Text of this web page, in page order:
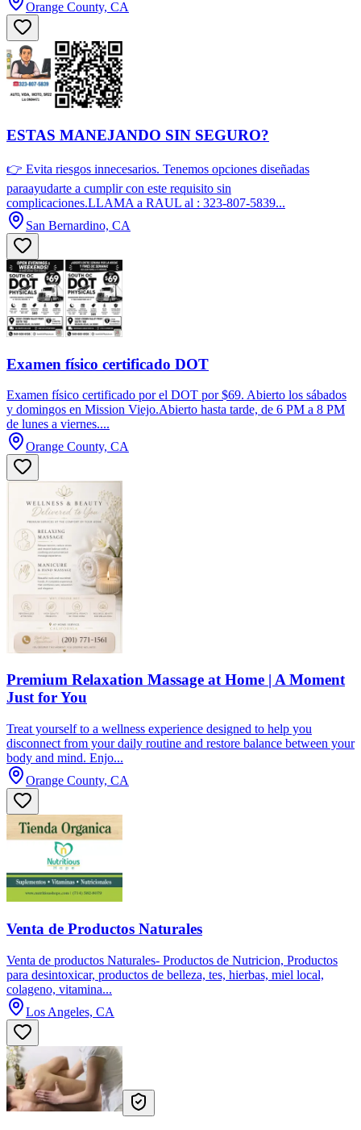
Orange County, CA
ESTAS MANEJANDO SIN SEGURO?
👉 Evita riesgos innecesarios. Tenemos opciones diseñadas
paraayudarte a cumplir con este requisito sin
complicaciones.LLAMA a RAUL al : 323-807-5839...
San Bernardino, CA
Examen físico certificado DOT
Examen físico certificado por el DOT por $69. Abierto los sábados
y domingos en Mission Viejo.Abierto hasta tarde, de 6 PM a 8 PM
de lunes a viernes....
Orange County, CA
Premium Relaxation Massage at Home | A Moment
Just for You
Treat yourself to a wellness experience designed to help you
disconnect from your daily routine and restore balance between your
body and mind. Enjo...
Orange County, CA
Venta de Productos Naturales
Venta de productos Naturales- Productos de Nutricion, Productos
para desintoxicar, productos de belleza, tes, hierbas, miel local,
colageno, vitamina...
Los Angeles, CA